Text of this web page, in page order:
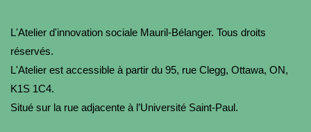
L'Atelier d'innovation sociale Mauril-Bélanger. Tous droits
réservés.
L'Atelier est accessible à partir du 95, rue Clegg, Ottawa, ON,
K1S 1C4.
Situé sur la rue adjacente à l’Université Saint-Paul.